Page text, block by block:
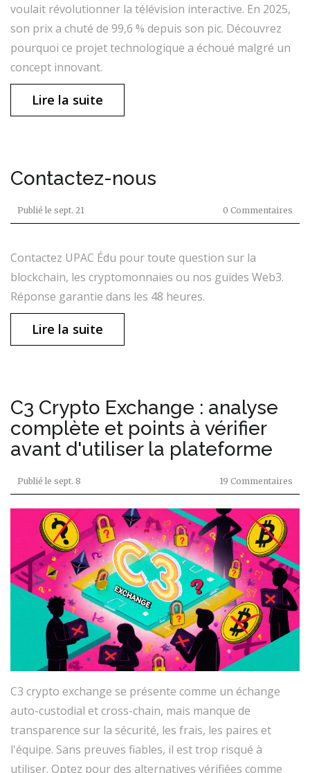
voulait révolutionner la télévision interactive. En 2025,
son prix a chuté de 99,6 % depuis son pic. Découvrez
pourquoi ce projet technologique a échoué malgré un
concept innovant.
Lire la suite
Contactez-nous
Publié le sept. 21 0 Commentaires
Contactez UPAC Édu pour toute question sur la
blockchain, les cryptomonnaies ou nos guides Web3.
Réponse garantie dans les 48 heures.
Lire la suite
C3 Crypto Exchange : analyse
complète et points à vérifier
avant d'utiliser la plateforme
Publié le sept. 8 19 Commentaires
C3 crypto exchange se présente comme un échange
auto-custodial et cross-chain, mais manque de
transparence sur la sécurité, les frais, les paires et
l'équipe. Sans preuves fiables, il est trop risqué à
utiliser. Optez pour des alternatives vérifiées comme